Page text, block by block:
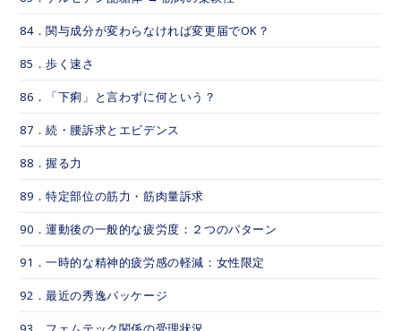
84．関与成分が変わらなければ変更届でOK？
85．歩く速さ
86．「下痢」と言わずに何という？
87．続・腰訴求とエビデンス
88．握る力
89．特定部位の筋力・筋肉量訴求
90．運動後の一般的な疲労度：２つのパターン
91．一時的な精神的疲労感の軽減：女性限定
92．最近の秀逸パッケージ